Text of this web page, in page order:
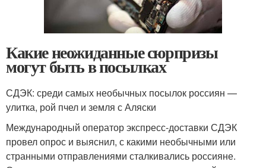
Какие неожиданные сюрпризы
могут быть в посылках
СДЭК: среди самых необычных посылок россиян —
улитка, рой пчел и земля с Аляски
Международный оператор экспресс-доставки СДЭК
провел опрос и выяснил, с какими необычными или
странными отправлениями сталкивались россияне.